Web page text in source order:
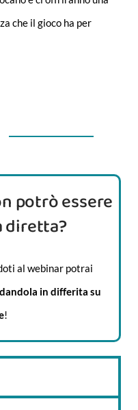
che il gioco ha per
potrò essere
diretta?
al webinar potrai
in differita su
!